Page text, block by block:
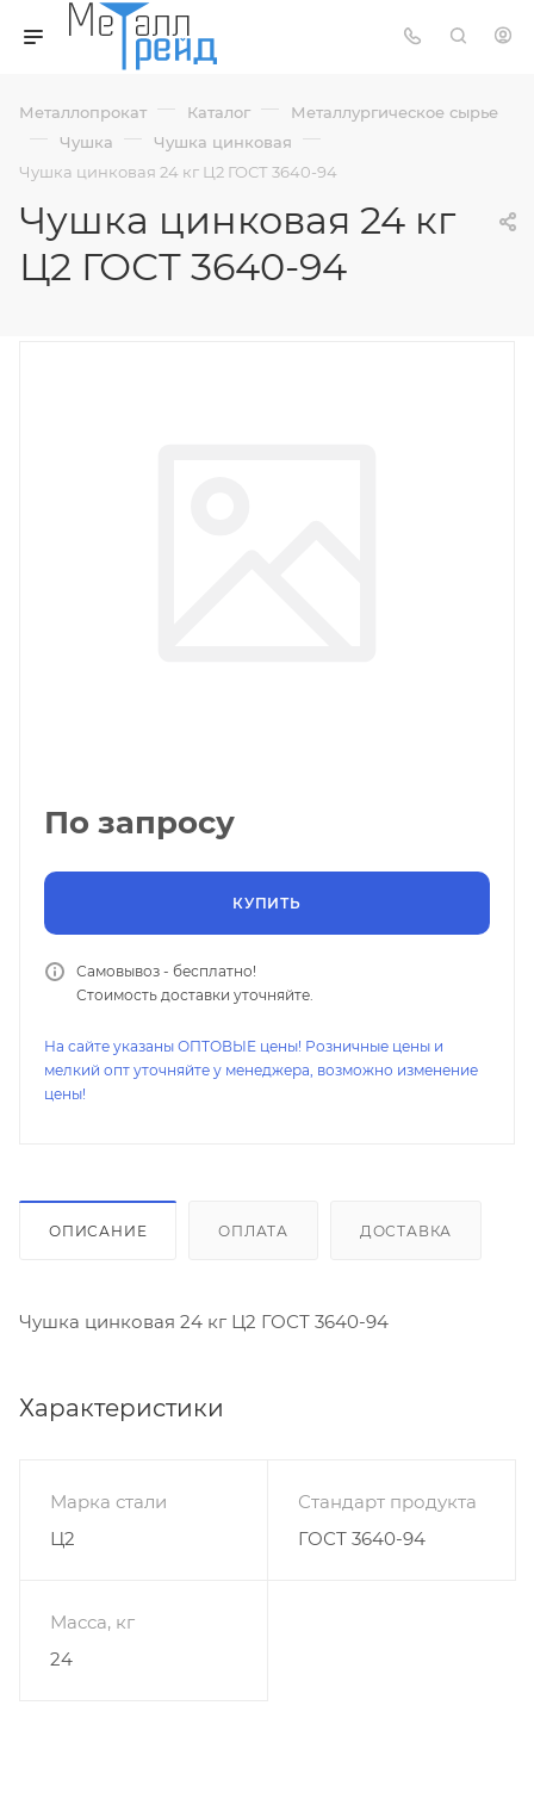
Металлопрокат — Каталог — Металлургическое сырье
— Чушка — Чушка цинковая —
Чушка цинковая 24 кг Ц2 ГОСТ 3640-94
Чушка цинковая 24 кг
Ц2 ГОСТ 3640-94
По запросу
КУПИТЬ
Самовывоз - бесплатно!
Стоимость доставки уточняйте.
На сайте указаны ОПТОВЫЕ цены! Розничные цены и
мелкий опт уточняйте у менеджера, возможно изменение
цены!
ОПИСАНИЕ ОПЛАТА ДОСТАВКА
Чушка цинковая 24 кг Ц2 ГОСТ 3640-94
Характеристики
Марка стали
Ц2
Стандарт продукта
ГОСТ 3640-94
Масса, кг
24